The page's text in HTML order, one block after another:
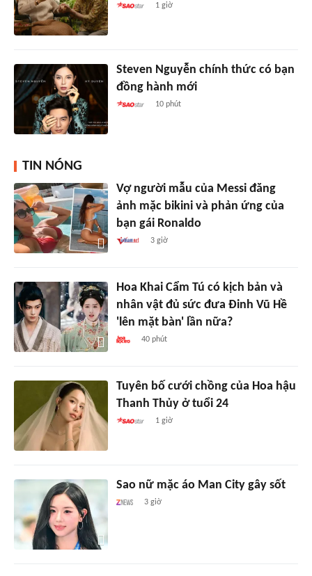
1 giờ
Steven Nguyễn chính thức có bạn
đồng hành mới
10 phút
TIN NÓNG
Vợ người mẫu của Messi đăng
ảnh mặc bikini và phản ứng của
bạn gái Ronaldo
3 giờ
Hoa Khai Cẩm Tú có kịch bản và
nhân vật đủ sức đưa Đinh Vũ Hề
'lên mặt bàn' lần nữa?
40 phút
Tuyên bố cưới chồng của Hoa hậu
Thanh Thủy ở tuổi 24
1 giờ
Sao nữ mặc áo Man City gây sốt
3 giờ